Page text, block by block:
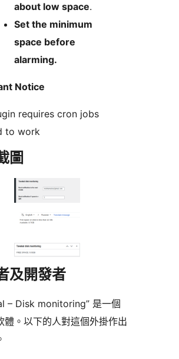
about low space.
Set the minimum
space before
alarming.
Notice
requires cron jobs
to work
圖
及開發者
– Disk monitoring” 是一個
體。以下的人對這個外掛作出